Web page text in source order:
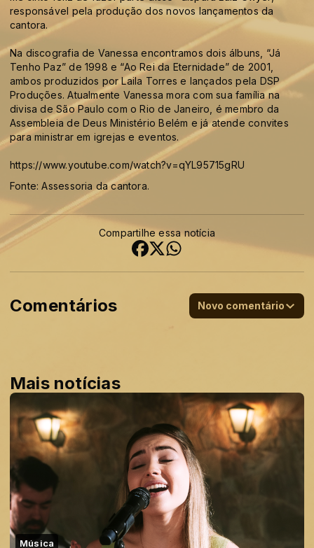
responsável pela produção dos novos lançamentos da
cantora.
Na discografia de Vanessa encontramos dois álbuns, “Já
Tenho Paz” de 1998 e “Ao Rei da Eternidade” de 2001,
ambos produzidos por Laila Torres e lançados pela DSP
Produções. Atualmente Vanessa mora com sua família na
divisa de São Paulo com o Rio de Janeiro, é membro da
Assembleia de Deus Ministério Belém e já atende convites
para ministrar em igrejas e eventos.
https://www.youtube.com/watch?v=qYL95715gRU
Fonte: Assessoria da cantora.
Compartilhe essa notícia
Comentários Novo comentário
Mais notícias
Música